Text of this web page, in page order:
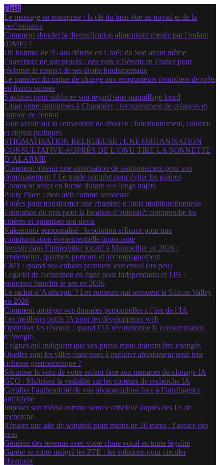
Flash
Le massage en entreprise : la clé du bien-être au travail et de la
performance
Comment aborder la diversification alimentaire menée par l’enfant
(DME) ?
Un homme de 95 ans détenu en Corée du Sud avant même
l’ouverture de son procès : des voix s’élèvent en France pour
réclamer le respect de ses droits fondamentaux
Le transfert du risque de change aux emprunteurs frontaliers de prêts
en francs suisses
5 astuces pour sublimer son regard sans maquillage lourd
Litige entre entreprises à Chambéry : recouvrement de créances et
rupture de contrat
Tout savoir sur la convention de divorce : fonctionnement, contenu
et enjeux pratiques
STIGMATISATION RELIGIEUSE : UNE ORGANISATION
CONSULTATIVE AUPRÈS DE L’ONU TIRE LA SONNETTE
D’ALARME
Comment obtenir une autorisation de stationnement pour son
déménagement ? Le guide complet pour éviter les galères
Comment rester en forme durant vos longs trajets
Panty Place : mon avis comme vendeuse
4 idées pour transformer une chambre d’amis multifonctionnelle
Estimation du prix pour la location d’autocar?: comprendre les
critères et optimiser son devis
Kakemono personnalisé : la solution efficace pour une
communication événementielle impactante
Investir dans l’immobilier locatif à Montpellier en 2026 :
rendements, quartiers porteurs et accompagnement
CM1 : quand nos enfants prennent leur envol (un peu)
Logiciel de facturation en ligne pour indépendants et TPE :
pourquoi franchir le pas en 2026
Le rachat d’Anthropic ? Les rumeurs qui secouent la Silicon Valley
en 2026
Comment protéger vos données personnelles à l’ère de l’IA
Les meilleurs outils IA pour les développeurs web
Optimiser les réseaux : quand l’IA révolutionne la consommation
d’énergie.
7 signes qui indiquent que vos pneus moto doivent être changés
Quelles sont les villes françaises à explorer absolument pour leur
richesse gastronomique ?
Sécuriser la voix de votre enfant face aux menaces du clonage IA
GEO : Maîtrisez la visibilité sur les moteurs de recherche IA
Certifier l’authenticité de vos photographies face à l’intelligence
artificielle
Imposer son média comme source officielle auprès des IA de
recherche
Réparer une aile de wingfoil pour moins de 20 euros : l’astuce des
pros
Générez des revenus avec votre clone vocal en toute légalité
Garder sa moto malgré les ZFE : les solutions pour circuler
librement